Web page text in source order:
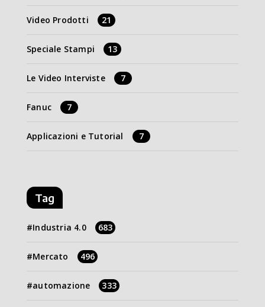
Video Prodotti 21
Speciale Stampi 13
Le Video Interviste 7
Fanuc 7
Applicazioni e Tutorial 7
Tag
Industria 4.0 683
Mercato 496
automazione 333